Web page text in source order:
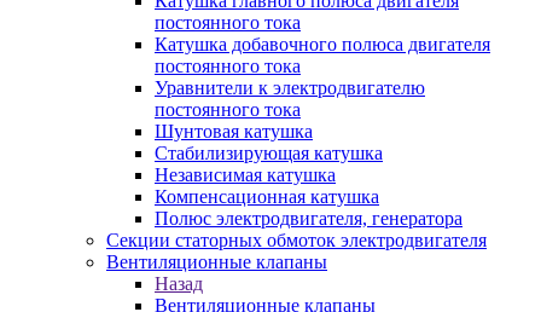
постоянного тока
Катушка добавочного полюса двигателя
постоянного тока
Уравнители к электродвигателю
постоянного тока
Шунтовая катушка
Стабилизирующая катушка
Независимая катушка
Компенсационная катушка
Полюс электродвигателя, генератора
Секции статорных обмоток электродвигателя
Вентиляционные клапаны
Назад
Вентиляционные клапаны